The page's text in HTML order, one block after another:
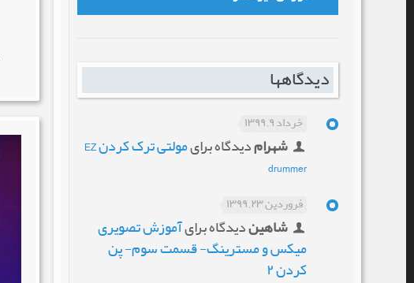
دیدگاهها
خرداد ۹, ۱۳۹۹
شهرامدیدگاه برای
مولتی ترک کردن EZ
drummer
فروردین ۲۳, ۱۳۹۹
شاهیندیدگاه برایآموزش تصویری
میکس و مسترینگ- قسمت سوم- پن
کردن ۲